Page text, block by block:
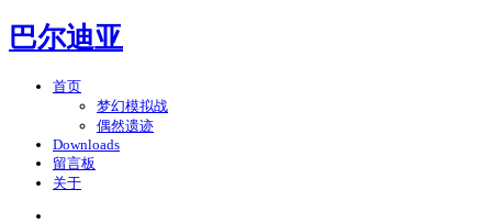
巴尔迪亚
首页
梦幻模拟战
偶然遗迹
Downloads
留言板
关于